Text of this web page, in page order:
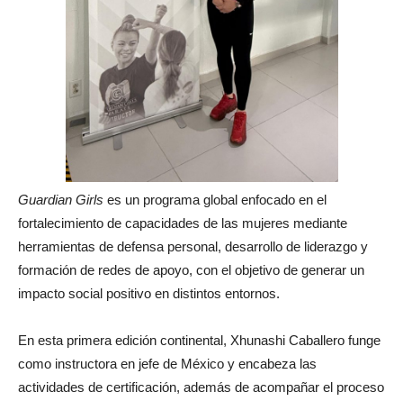
Guardian Girls es un programa global enfocado en el
fortalecimiento de capacidades de las mujeres mediante
herramientas de defensa personal, desarrollo de liderazgo y
formación de redes de apoyo, con el objetivo de generar un
impacto social positivo en distintos entornos.
En esta primera edición continental, Xhunashi Caballero funge
como instructora en jefe de México y encabeza las
actividades de certificación, además de acompañar el proceso